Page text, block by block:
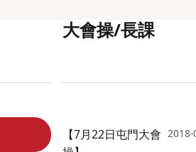
大會操/長課
【7月22日屯門大會